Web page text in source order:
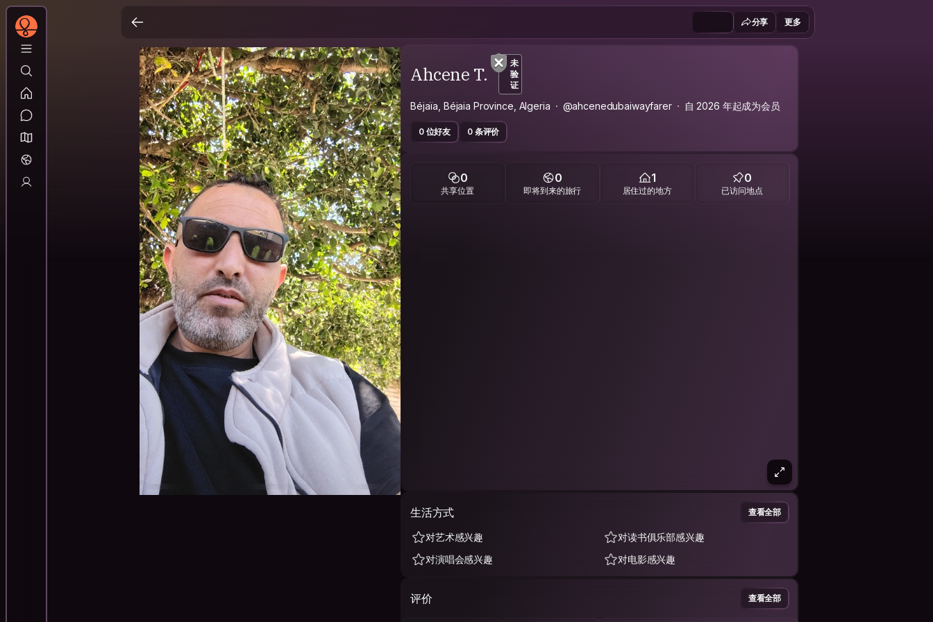
分享 更多
Ahcene T.
未
验
证
Béjaïa, Béjaia Province, Algeria @ahcenedubaiwayfarer 自 2026 年起成为会员
0 位好友 0 条评价
0
共享位置
0
即将到来的旅行
1
居住过的地方
0
已访问地点
生活方式 查看全部
对艺术感兴趣
对读书俱乐部感兴趣
对演唱会感兴趣
对电影感兴趣
评价 查看全部